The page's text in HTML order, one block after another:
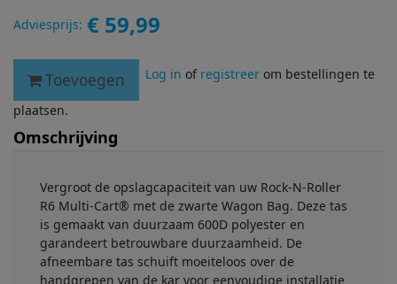
Adviesprijs: € 59,99
Toevoegen Log in of registreerom bestellingen te
plaatsen.
Omschrijving
Vergroot de opslagcapaciteit van uw Rock-N-Roller
R6 Multi-Cart® met de zwarte Wagon Bag. Deze tas
is gemaakt van duurzaam 600D polyester en
garandeert betrouwbare duurzaamheid. De
afneembare tas schuift moeiteloos over de
handgrepen van de kar voor eenvoudige installatie